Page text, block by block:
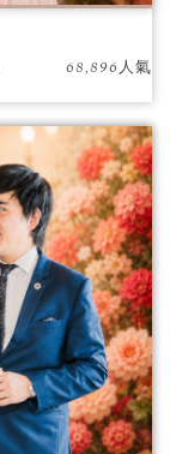
68,896人氣